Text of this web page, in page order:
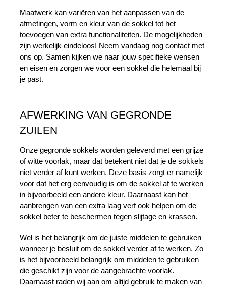
Maatwerk kan variëren van het aanpassen van de
afmetingen, vorm en kleur van de sokkel tot het
toevoegen van extra functionaliteiten. De mogelijkheden
zijn werkelijk eindeloos! Neem vandaag nog contact met
ons op. Samen kijken we naar jouw specifieke wensen
en eisen en zorgen we voor een sokkel die helemaal bij
je past.
AFWERKING VAN GEGRONDE
ZUILEN
Onze gegronde sokkels worden geleverd met een grijze
of witte voorlak, maar dat betekent niet dat je de sokkels
niet verder af kunt werken. Deze basis zorgt er namelijk
voor dat het erg eenvoudig is om de sokkel af te werken
in bijvoorbeeld een andere kleur. Daarnaast kan het
aanbrengen van een extra laag verf ook helpen om de
sokkel beter te beschermen tegen slijtage en krassen.
Wel is het belangrijk om de juiste middelen te gebruiken
wanneer je besluit om de sokkel verder af te werken. Zo
is het bijvoorbeeld belangrijk om middelen te gebruiken
die geschikt zijn voor de aangebrachte voorlak.
Daarnaast raden wij aan om altijd gebruik te maken van